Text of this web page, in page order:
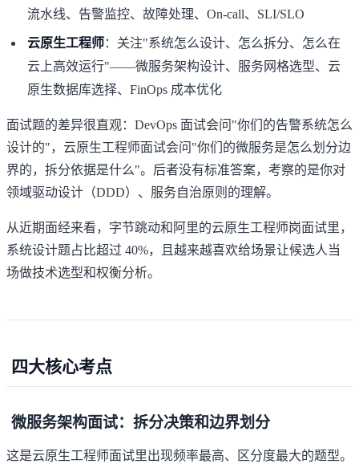
流水线、告警监控、故障处理、On-call、SLI/SLO
云原生工程师：关注"系统怎么设计、怎么拆分、怎么在
云上高效运行"——微服务架构设计、服务网格选型、云
原生数据库选择、FinOps 成本优化
面试题的差异很直观：DevOps 面试会问"你们的告警系统怎么
设计的"，云原生工程师面试会问"你们的微服务是怎么划分边
界的，拆分依据是什么"。后者没有标准答案，考察的是你对
领域驱动设计（DDD）、服务自治原则的理解。
从近期面经来看，字节跳动和阿里的云原生工程师岗面试里，
系统设计题占比超过 40%，且越来越喜欢给场景让候选人当
场做技术选型和权衡分析。
四大核心考点
微服务架构面试：拆分决策和边界划分
这是云原生工程师面试里出现频率最高、区分度最大的题型。